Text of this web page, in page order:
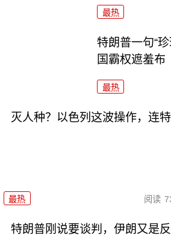
最热
特朗普一句“
国霸权遮羞布
最热
灭人种？以色列这波操作，连
最热 阅读
特朗普刚说要谈判，伊朗又是反